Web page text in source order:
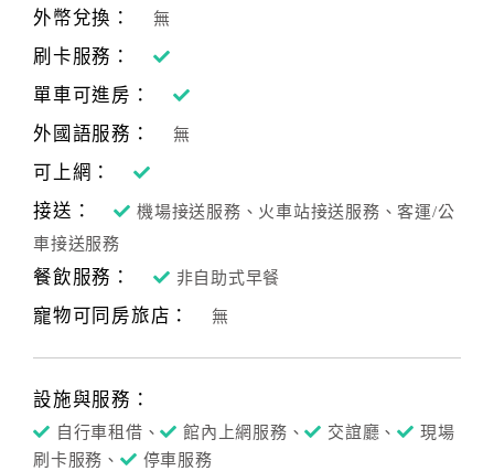
作
提
店
合
作
廠
作
外幣兌換： 無
刷卡服務：
單車可進房：
外國語服務：
無
可上網：
接送：
機場接送服務、火車站接送服務、客運/公
車接送服務
餐飲服務： 非自助式早餐
寵物可同房旅店： 無
設施與服務：
自行車租借、 館內上網服務、 交誼廳、
現場
刷卡服務、
停車服務